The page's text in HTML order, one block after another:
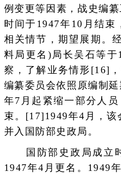
例变更等因素，战史编
时间于1947年10月结束
相关情节，期望展期。
料局更名)局长吴石等
察，了解业务情形[16]
编纂委员会依照原编制
年7月起紧缩一部分人
束。[17]1949年4月，该
并入国防部史政局。
国防部史政局成立时
1947年4月更名。1949